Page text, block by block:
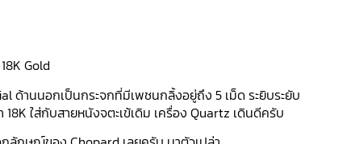
Gold
ด้านนอกเป็นกระจกที่มีเพชนกลิ้งอยู่ถึง 5 เม็ด ระยิบระยับ
ใส่กับสายหนังจตะเข้เดิม เครื่อง Quartz เดินดีครับ